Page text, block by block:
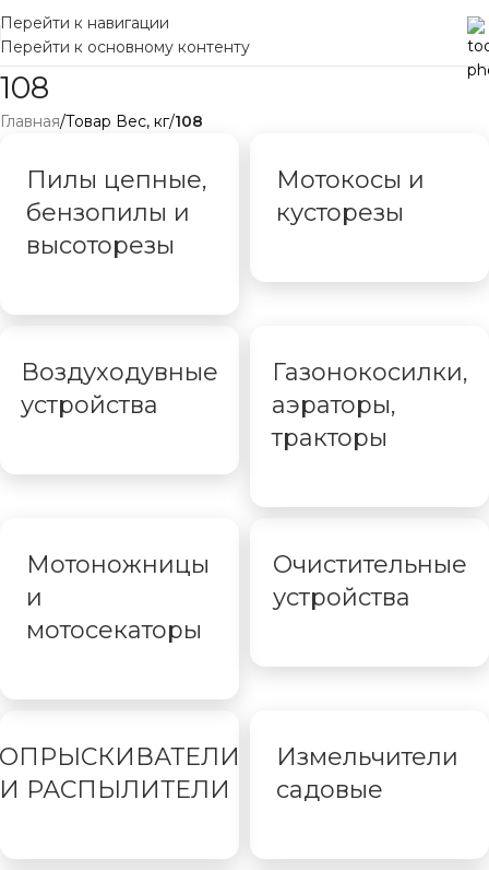
Перейти к навигации
Перейти к основному контенту
108
Главная/Товар Вес, кг/108
Пилы цепные,
бензопилы и
высоторезы
Мотокосы и
кусторезы
Воздуходувные
устройства
Газонокосилки,
аэраторы,
тракторы
Мотоножницы
и
мотосекаторы
Очистительные
устройства
ОПРЫСКИВАТЕЛИ
И РАСПЫЛИТЕЛИ
Измельчители
садовые